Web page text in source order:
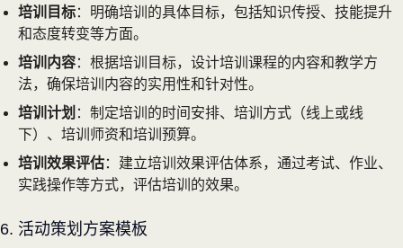
培训目标：明确培训的具体目标，包括知识传授、技能提升
和态度转变等方面。
培训内容：根据培训目标，设计培训课程的内容和教学方
法，确保培训内容的实用性和针对性。
培训计划 ：制定培训的时间安排、培训方式（线上或线
下）、培训师资和培训预算。
培训效果评估：建立培训效果评估体系，通过考试、作业、
实践操作等方式，评估培训的效果。
6. 活动策划方案模板